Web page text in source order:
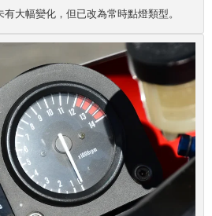
大幅變化，但已改為常時點燈類型。